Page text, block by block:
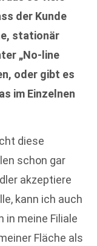
der Kunde
stationär
„No-line
oder gibt es
im Einzelnen
diese
schon gar
akzeptiere
kann ich auch
in meine Filiale
Fläche als